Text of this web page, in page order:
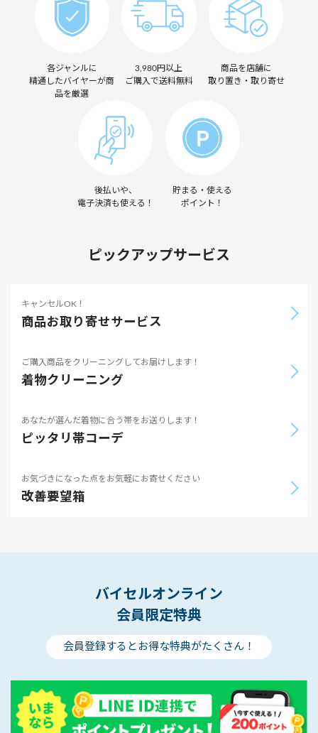
各ジャンルに
精通したバイヤーが商
品を厳選
3,980円以上
ご購入で送料無料
商品を店舗に
取り置き・取り寄せ
後払いや、
電子決済も使える！
貯まる・使える
ポイント！
ピックアップサービス
キャンセルOK！
商品お取り寄せサービス
ご購入商品をクリーニングしてお届けします！
着物クリーニング
あなたが選んだ着物に合う帯をお送りします！
ピッタリ帯コーデ
お気づきになった点をお気軽にお寄せください
改善要望箱
バイセルオンライン
会員限定特典
会員登録するとお得な特典がたくさん！